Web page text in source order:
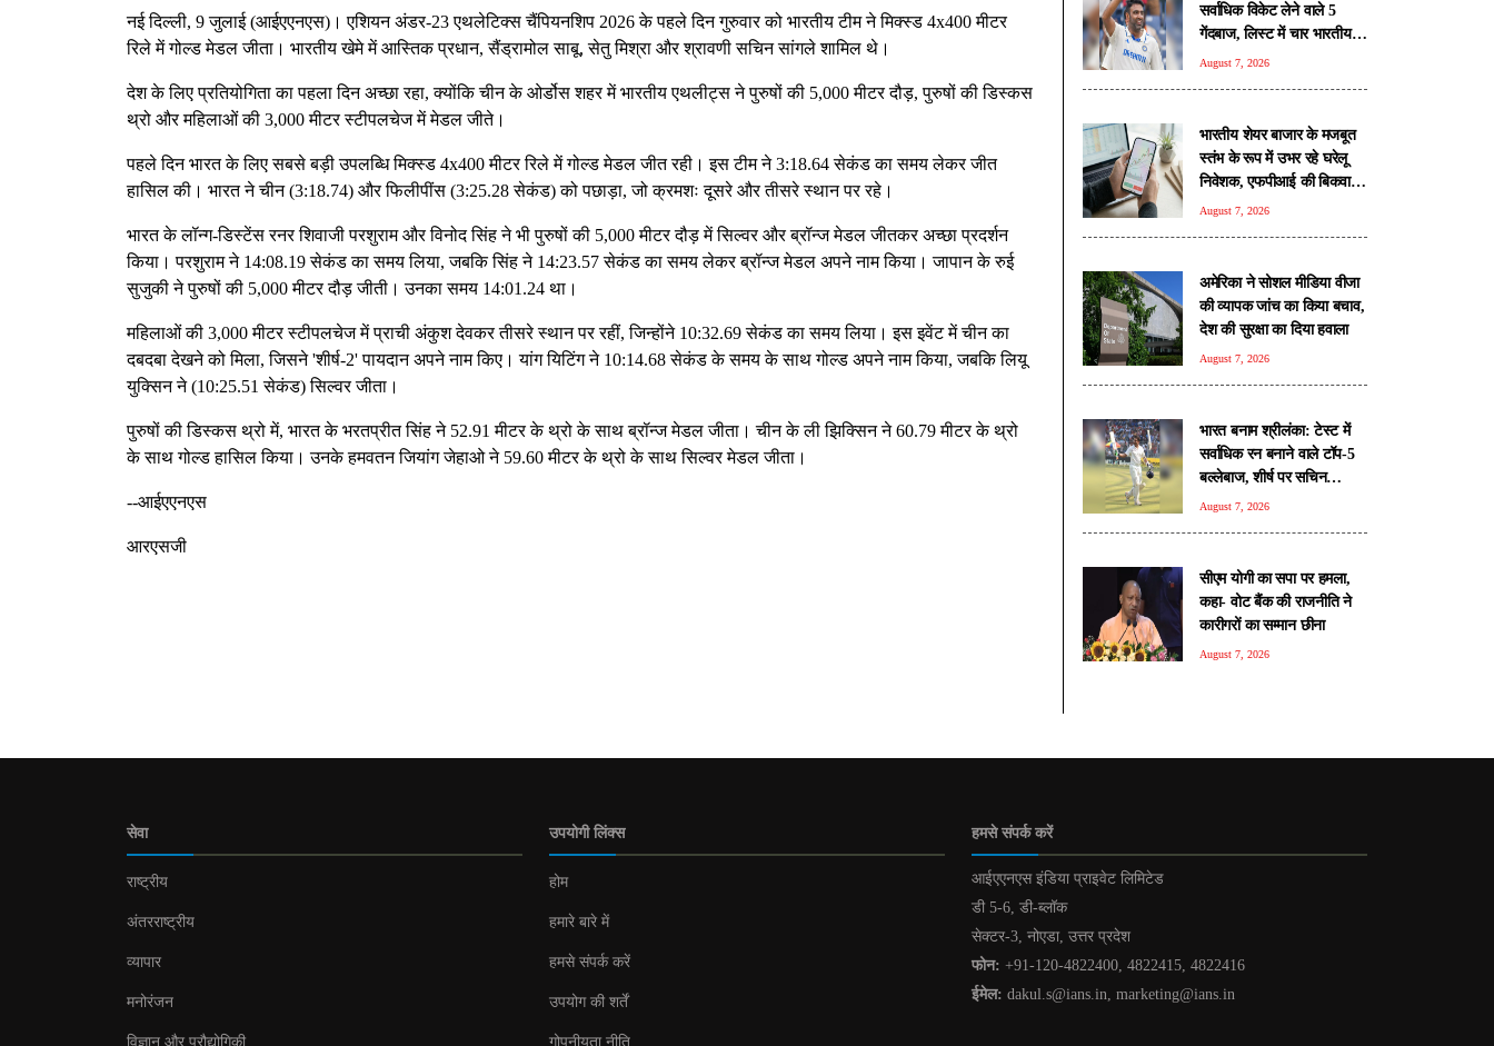
नई दिल्ली, 9 जुलाई (आईएएनएस)। एशियन अंडर-23 एथलेटिक्स चैंपियनशिप 2026 के पहले दिन गुरुवार को भारतीय टीम ने मिक्स्ड 4x400 मीटर
रिले में गोल्ड मेडल जीता। भारतीय खेमे में आस्तिक प्रधान, सैंड्रामोल साबू, सेतु मिश्रा और श्रावणी सचिन सांगले शामिल थे।
देश के लिए प्रतियोगिता का पहला दिन अच्छा रहा, क्योंकि चीन के ओर्डोस शहर में भारतीय एथलीट्स ने पुरुषों की 5,000 मीटर दौड़, पुरुषों की डिस्कस
थ्रो और महिलाओं की 3,000 मीटर स्टीपलचेज में मेडल जीते।
पहले दिन भारत के लिए सबसे बड़ी उपलब्धि मिक्स्ड 4x400 मीटर रिले में गोल्ड मेडल जीत रही। इस टीम ने 3:18.64 सेकंड का समय लेकर जीत
हासिल की। भारत ने चीन (3:18.74) और फिलीपींस (3:25.28 सेकंड) को पछाड़ा, जो क्रमशः दूसरे और तीसरे स्थान पर रहे।
भारत के लॉन्ग-डिस्टेंस रनर शिवाजी परशुराम और विनोद सिंह ने भी पुरुषों की 5,000 मीटर दौड़ में सिल्वर और ब्रॉन्ज मेडल जीतकर अच्छा प्रदर्शन
किया। परशुराम ने 14:08.19 सेकंड का समय लिया, जबकि सिंह ने 14:23.57 सेकंड का समय लेकर ब्रॉन्ज मेडल अपने नाम किया। जापान के रुई
सुजुकी ने पुरुषों की 5,000 मीटर दौड़ जीती। उनका समय 14:01.24 था।
महिलाओं की 3,000 मीटर स्टीपलचेज में प्राची अंकुश देवकर तीसरे स्थान पर रहीं, जिन्होंने 10:32.69 सेकंड का समय लिया। इस इवेंट में चीन का
दबदबा देखने को मिला, जिसने 'शीर्ष-2' पायदान अपने नाम किए। यांग यिटिंग ने 10:14.68 सेकंड के समय के साथ गोल्ड अपने नाम किया, जबकि लियू
युक्सिन ने (10:25.51 सेकंड) सिल्वर जीता।
पुरुषों की डिस्कस थ्रो में, भारत के भरतप्रीत सिंह ने 52.91 मीटर के थ्रो के साथ ब्रॉन्ज मेडल जीता। चीन के ली झिक्सिन ने 60.79 मीटर के थ्रो
के साथ गोल्ड हासिल किया। ​​उनके हमवतन जियांग जेहाओ ने 59.60 मीटर के थ्रो के साथ सिल्वर मेडल जीता।
--आईएएनएस
आरएसजी
सर्वाधिक विकेट लेने वाले 5
गेंदबाज, लिस्ट में चार भारतीय
शामिल
August 7, 2026
भारतीय शेयर बाजार के मजबूत
स्तंभ के रूप में उभर रहे घरेलू
निवेशक, एफपीआई की बिकवाली
का कम किया दबाव : सेबी
August 7, 2026
अमेरिका ने सोशल मीडिया वीजा
की व्यापक जांच का किया बचाव,
देश की सुरक्षा का दिया हवाला
August 7, 2026
भारत बनाम श्रीलंका: टेस्ट में
सर्वाधिक रन बनाने वाले टॉप-5
बल्लेबाज, शीर्ष पर सचिन
तेंदुलकर
August 7, 2026
सीएम योगी का सपा पर हमला,
कहा- वोट बैंक की राजनीति ने
कारीगरों का सम्मान छीना
August 7, 2026
सेवा
राष्ट्रीय
अंतरराष्ट्रीय
व्यापार
मनोरंजन
विज्ञान और प्रौद्योगिकी
उपयोगी लिंक्स
होम
हमारे बारे में
हमसे संपर्क करें
उपयोग की शर्तें
गोपनीयता नीति
हमसे संपर्क करें
आईएएनएस इंडिया प्राइवेट लिमिटेड
डी 5-6, डी-ब्लॉक
सेक्टर-3, नोएडा, उत्तर प्रदेश
फोन: +91-120-4822400, 4822415, 4822416
ईमेल: dakul.s@ians.in, marketing@ians.in